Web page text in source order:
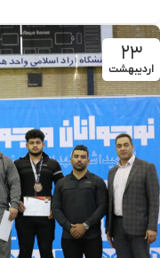
۲۳
اردیبهشت